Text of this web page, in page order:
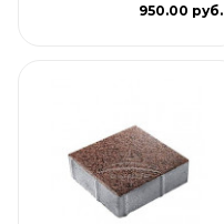
950.00 руб.